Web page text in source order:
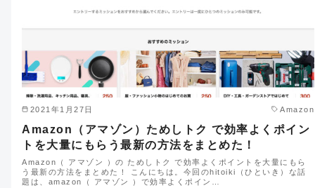
2021年1月27日 Amazon
Amazon（アマゾン）ためしトク で効率よくポイン
トを大量にもらう最新の方法をまとめた！
Amazon（ アマゾン ）の ためしトク で効率よくポイントを大量にもら
う最新の方法をまとめた！ こんにちは。今回のhitoiki（ひといき）な話
題は、amazon（ アマゾン ）で効率よくポイン…